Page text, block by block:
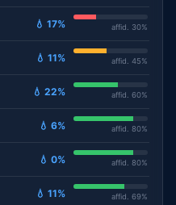
💧 17% affid. 30%
💧 11% affid. 45%
💧 22% affid. 60%
💧 6% affid. 80%
💧 0% affid. 80%
💧 11% affid. 69%